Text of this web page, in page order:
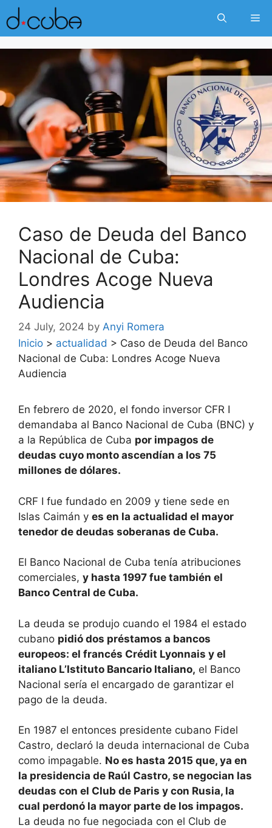
Skip
to
content
Caso de Deuda del Banco
Nacional de Cuba:
Londres Acoge Nueva
Audiencia
24 July, 2024 by Anyi Romera
Inicio > actualidad > Caso de Deuda del Banco
Nacional de Cuba: Londres Acoge Nueva
Audiencia
En febrero de 2020, el fondo inversor CFR I
demandaba al Banco Nacional de Cuba (BNC) y
a la República de Cuba por impagos de
deudas cuyo monto ascendían a los 75
millones de dólares.
CRF I fue fundado en 2009 y tiene sede en
Islas Caimán y es en la actualidad el mayor
tenedor de deudas soberanas de Cuba.
El Banco Nacional de Cuba tenía atribuciones
comerciales, y hasta 1997 fue también el
Banco Central de Cuba.
La deuda se produjo cuando el 1984 el estado
cubano pidió dos préstamos a bancos
europeos: el francés Crédit Lyonnais y el
italiano L’Istituto Bancario Italiano, el Banco
Nacional sería el encargado de garantizar el
pago de la deuda.
En 1987 el entonces presidente cubano Fidel
Castro, declaró la deuda internacional de Cuba
como impagable. No es hasta 2015 que, ya en
la presidencia de Raúl Castro, se negocian las
deudas con el Club de Paris y con Rusia, la
cual perdonó la mayor parte de los impagos.
La deuda no fue negociada con el Club de